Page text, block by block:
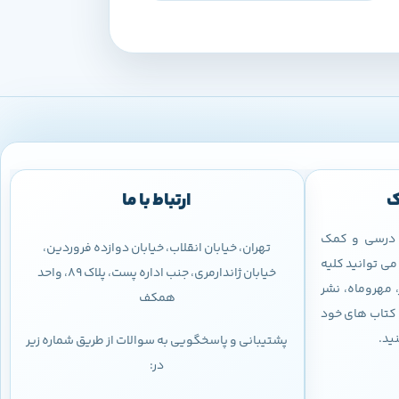
درسی و کمک
توانید کلیه
مهروماه، نشر
کتاب های خود
ارتباط با ما
تهران، خیابان انقلاب، خیابان دوازده فروردین،
خیابان ژاندارمری، جنب اداره پست، پلاک 89، واحد
همکف
پشتیبانی و پاسخگویی به سوالات از طریق شماره زیر
در: